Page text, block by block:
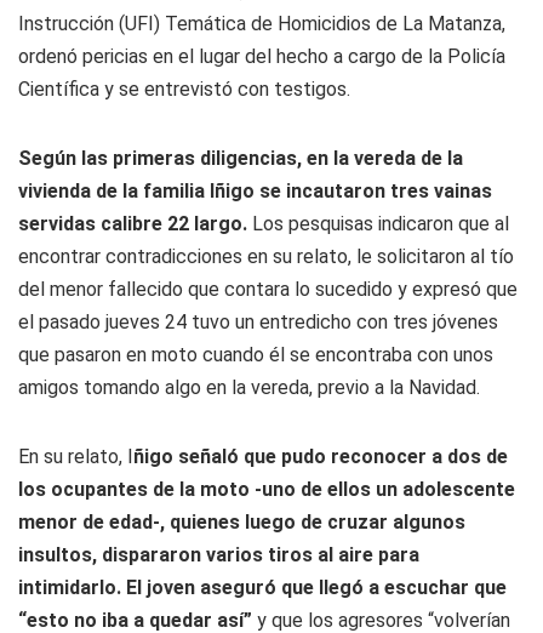
Instrucción (UFI) Temática de Homicidios de La Matanza,
ordenó pericias en el lugar del hecho a cargo de la Policía
Científica y se entrevistó con testigos.
Según las primeras diligencias, en la vereda de la
vivienda de la familia Iñigo se incautaron tres vainas
servidas calibre 22 largo. Los pesquisas indicaron que al
encontrar contradicciones en su relato, le solicitaron al tío
del menor fallecido que contara lo sucedido y expresó que
el pasado jueves 24 tuvo un entredicho con tres jóvenes
que pasaron en moto cuando él se encontraba con unos
amigos tomando algo en la vereda, previo a la Navidad.
En su relato, Iñigo señaló que pudo reconocer a dos de
los ocupantes de la moto -uno de ellos un adolescente
menor de edad-, quienes luego de cruzar algunos
insultos, dispararon varios tiros al aire para
intimidarlo. El joven aseguró que llegó a escuchar que
“esto no iba a quedar así” y que los agresores “volverían